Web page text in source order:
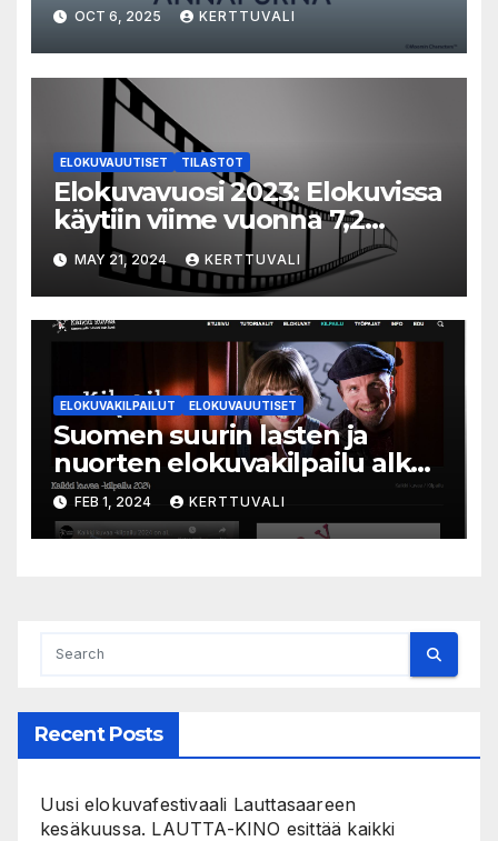
OCT 6, 2025 KERTTUVALI
ELOKUVAUUTISET TILASTOT
Elokuvavuosi 2023: Elokuvissa
käytiin viime vuonna 7,2
miljoonaa kertaa ympäri
Suomen
MAY 21, 2024 KERTTUVALI
ELOKUVAKILPAILUT ELOKUVAUUTISET
Suomen suurin lasten ja
nuorten elokuvakilpailu alkaa
– suojelijana Aki Kaurismäki
FEB 1, 2024 KERTTUVALI
Recent Posts
Uusi elokuvafestivaali Lauttasaareen
kesäkuussa. LAUTTA-KINO esittää kaikki